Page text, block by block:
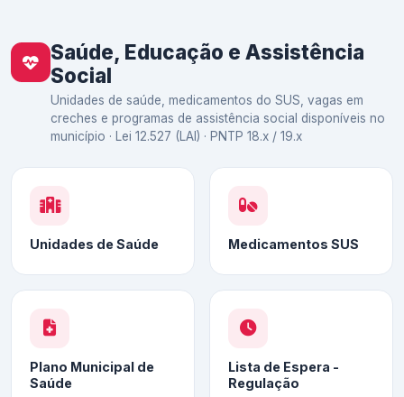
Saúde, Educação e Assistência
Social
Unidades de saúde, medicamentos do SUS, vagas em
creches e programas de assistência social disponíveis no
município · Lei 12.527 (LAI) · PNTP 18.x / 19.x
Unidades de Saúde Medicamentos SUS
Plano Municipal de
Saúde
Lista de Espera -
Regulação